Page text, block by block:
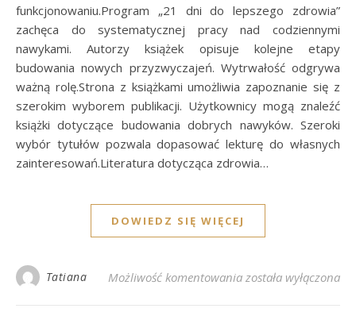
funkcjonowaniu.Program „21 dni do lepszego zdrowia”
zachęca do systematycznej pracy nad codziennymi
nawykami. Autorzy książek opisuje kolejne etapy
budowania nowych przyzwyczajeń. Wytrwałość odgrywa
ważną rolę.Strona z książkami umożliwia zapoznanie się z
szerokim wyborem publikacji. Użytkownicy mogą znaleźć
książki dotyczące budowania dobrych nawyków. Szeroki
wybór tytułów pozwala dopasować lekturę do własnych
zainteresowań.Literatura dotycząca zdrowia…
DOWIEDZ SIĘ WIĘCEJ
Tatiana Możliwość komentowania Książki wspierające
została wyłączona